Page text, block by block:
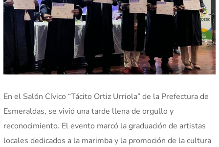
En el Salón Cívico “Tácito Ortiz Urriola” de la Prefectura de
Esmeraldas, se vivió una tarde llena de orgullo y
reconocimiento. El evento marcó la graduación de artistas
locales dedicados a la marimba y la promoción de la cultura